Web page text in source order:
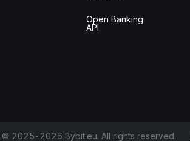
Open Banking
API
© 2025-2026 Bybit.eu. All rights reserved.